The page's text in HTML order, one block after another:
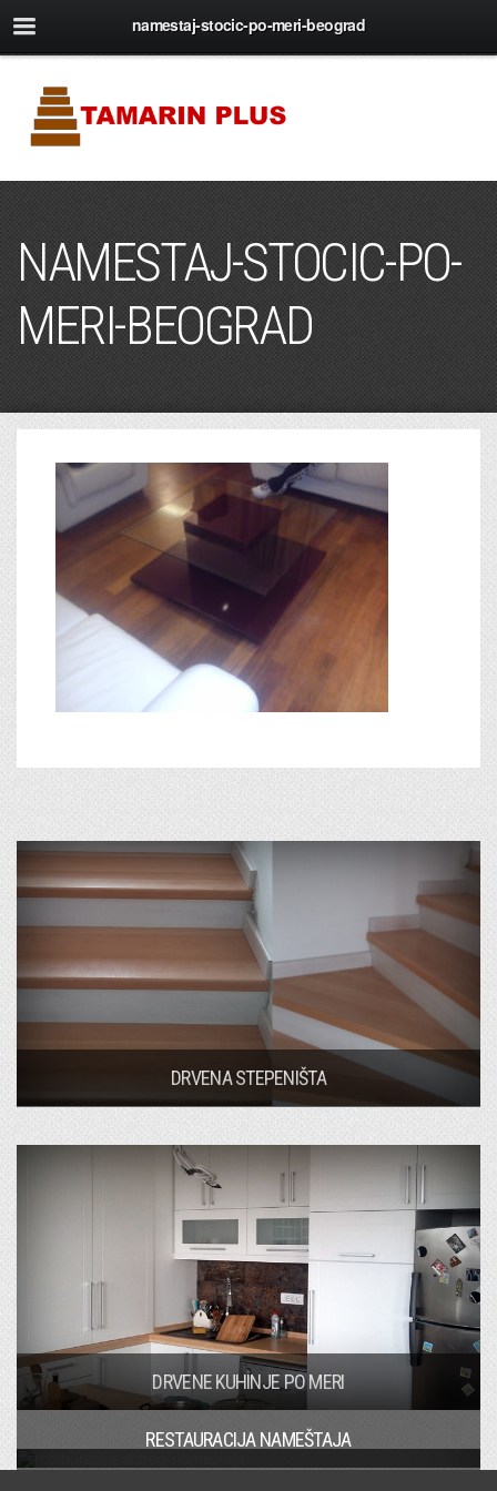
namestaj-stocic-po-meri-beograd
NAMESTAJ-STOCIC-PO-
MERI-BEOGRAD
DRVENA STEPENIŠTA
DRVENE KUHINJE PO MERI
RESTAURACIJA NAMEŠTAJA